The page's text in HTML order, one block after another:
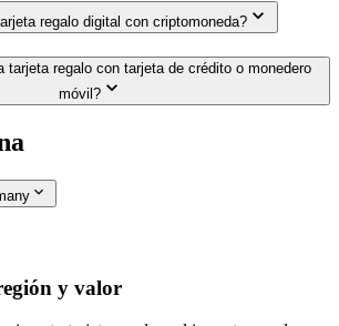
regalo digital con criptomoneda?
tarjeta regalo con tarjeta de crédito o monedero
móvil?
y valor